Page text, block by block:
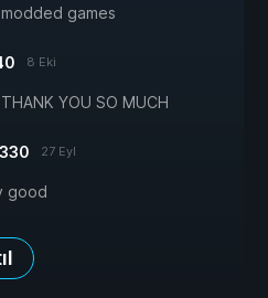
games
8 Eki
YOU SO MUCH
27 Eyl
good